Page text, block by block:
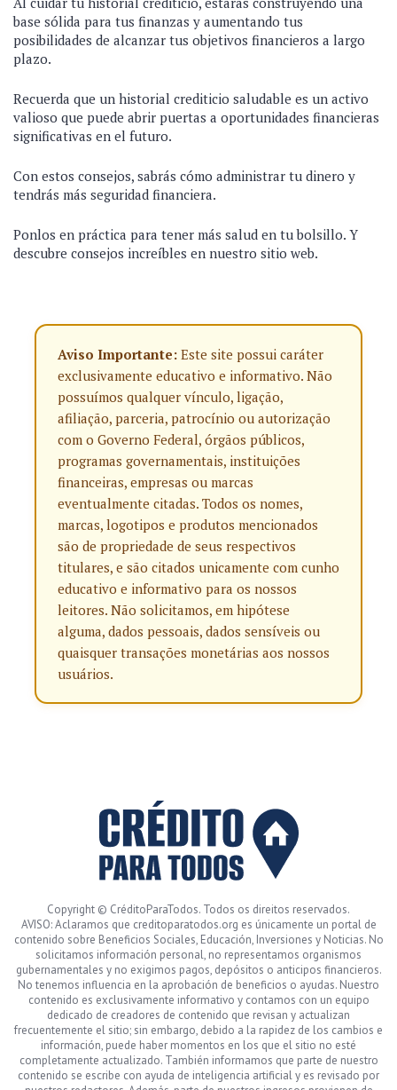
base sólida para tus finanzas y aumentando tus
posibilidades de alcanzar tus objetivos financieros a largo
plazo.
Recuerda que un historial crediticio saludable es un activo
valioso que puede abrir puertas a oportunidades financieras
significativas en el futuro.
Con estos consejos, sabrás cómo administrar tu dinero y
tendrás más seguridad financiera.
Ponlos en práctica para tener más salud en tu bolsillo. Y
descubre consejos increíbles en nuestro sitio web.
Aviso Importante: Este site possui caráter
exclusivamente educativo e informativo. Não
possuímos qualquer vínculo, ligação,
afiliação, parceria, patrocínio ou autorização
com o Governo Federal, órgãos públicos,
programas governamentais, instituições
financeiras, empresas ou marcas
eventualmente citadas. Todos os nomes,
marcas, logotipos e produtos mencionados
são de propriedade de seus respectivos
titulares, e são citados unicamente com cunho
educativo e informativo para os nossos
leitores. Não solicitamos, em hipótese
alguma, dados pessoais, dados sensíveis ou
quaisquer transações monetárias aos nossos
usuários.
Copyright © CréditoParaTodos. Todos os direitos reservados.
AVISO: Aclaramos que creditoparatodos.org es únicamente un portal de
contenido sobre Beneficios Sociales, Educación, Inversiones y Noticias. No
solicitamos información personal, no representamos organismos
gubernamentales y no exigimos pagos, depósitos o anticipos financieros.
No tenemos influencia en la aprobación de beneficios o ayudas. Nuestro
contenido es exclusivamente informativo y contamos con un equipo
dedicado de creadores de contenido que revisan y actualizan
frecuentemente el sitio; sin embargo, debido a la rapidez de los cambios e
información, puede haber momentos en los que el sitio no esté
completamente actualizado. También informamos que parte de nuestro
contenido se escribe con ayuda de inteligencia artificial y es revisado por